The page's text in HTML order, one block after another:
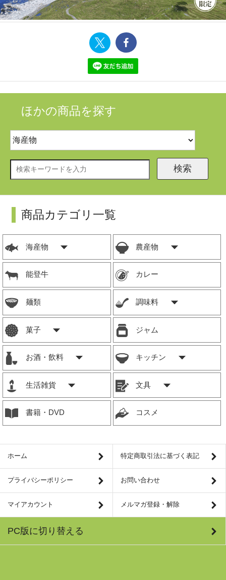
ほかの商品を探す
検索
商品カテゴリ一覧
海産物 農産物
能登牛 カレー
麺類 調味料
菓子 ジャム
お酒・飲料 キッチン
生活雑貨 文具
書籍・DVD コスメ
ホーム 特定商取引法に基づく表記
プライバシーポリシー お問い合わせ
マイアカウント メルマガ登録・解除
PC版に切り替える